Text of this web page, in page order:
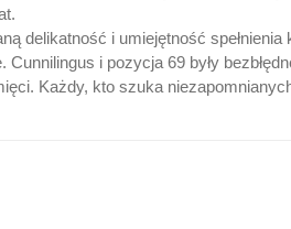
delikatność i umiejętność
i pozycja 69 były
Każdy, kto szuka